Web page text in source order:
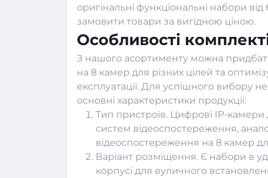
оригінальні функціональні набори
замовити товари за вигідною ціною.
Особливості
З нашого асортименту можна
на 8 камер для різних цілей та
експлуатації. Для успішного вибору
основні характеристики продукції:
Тип пристроїв. Цифрові IP-
систем відеоспостереження,
відеоспостереження на 8 камер
Варіант розміщення. Є набори в
корпусі для вуличного